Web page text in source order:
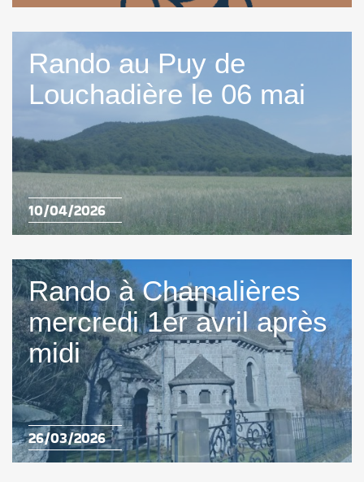
Rando au Puy de
Louchadière le 06 mai
10/04/2026
Rando à Chamalières
mercredi 1er avril après
midi
26/03/2026